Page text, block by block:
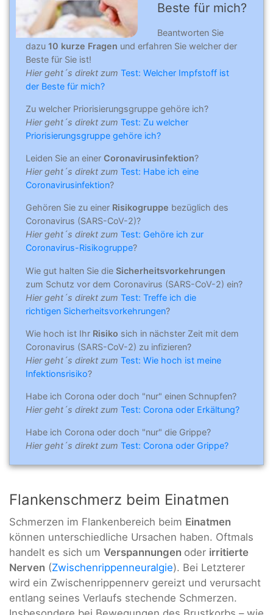
Beste für mich?
Beantworten Sie
dazu 10 kurze Fragen und erfahren Sie welcher der
Beste für Sie ist!
Hier geht´s direkt zum Test: Welcher Impfstoff ist
der Beste für mich?
Zu welcher Priorisierungsgruppe gehöre ich?
Hier geht´s direkt zum Test: Zu welcher
Priorisierungsgruppe gehöre ich?
Leiden Sie an einer Coronavirusinfektion?
Hier geht´s direkt zum Test: Habe ich eine
Coronavirusinfektion?
Gehören Sie zu einer Risikogruppe bezüglich des
Coronavirus (SARS-CoV-2)?
Hier geht´s direkt zum Test: Gehöre ich zur
Coronavirus-Risikogruppe?
Wie gut halten Sie die Sicherheitsvorkehrungen
zum Schutz vor dem Coronavirus (SARS-CoV-2) ein?
Hier geht´s direkt zum Test: Treffe ich die
richtigen Sicherheitsvorkehrungen?
Wie hoch ist Ihr Risiko sich in nächster Zeit mit dem
Coronavirus (SARS-CoV-2) zu infizieren?
Hier geht´s direkt zum Test: Wie hoch ist meine
Infektionsrisiko?
Habe ich Corona oder doch "nur" einen Schnupfen?
Hier geht´s direkt zum Test: Corona oder Erkältung?
Habe ich Corona oder doch "nur" die Grippe?
Hier geht´s direkt zum Test: Corona oder Grippe?
Flankenschmerz beim Einatmen
Schmerzen im Flankenbereich beim Einatmen
können unterschiedliche Ursachen haben. Oftmals
handelt es sich um Verspannungen oder irritierte
Nerven (Zwischenrippenneuralgie). Bei Letzterer
wird ein Zwischenrippennerv gereizt und verursacht
entlang seines Verlaufs stechende Schmerzen.